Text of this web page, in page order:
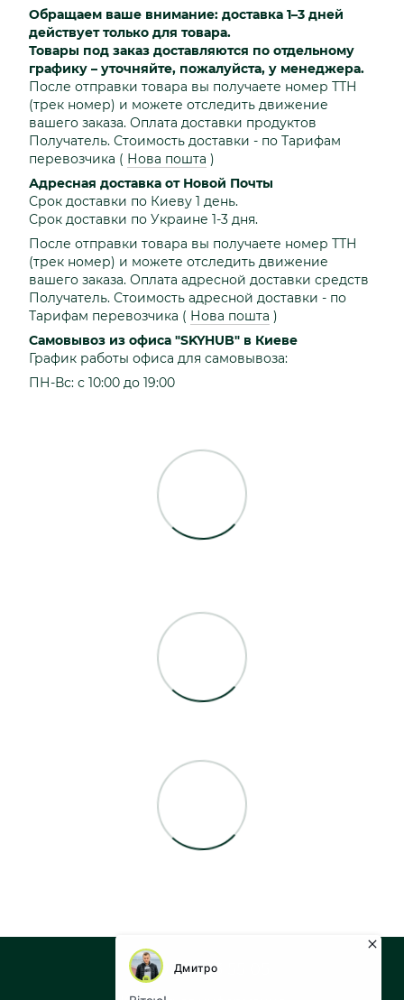
Обращаем ваше внимание: доставка 1–3 дней
действует только для товара.
Товары под заказ доставляются по отдельному
графику – уточняйте, пожалуйста, у менеджера.
После отправки товара вы получаете номер ТТН
(трек номер) и можете отследить движение
вашего заказа. Оплата доставки продуктов
Получатель. Стоимость доставки - по Тарифам
перевозчика ( Нова пошта )
Адресная доставка от Новой Почты
Срок доставки по Киеву 1 день.
Срок доставки по Украине 1-3 дня.
После отправки товара вы получаете номер ТТН
(трек номер) и можете отследить движение
вашего заказа. Оплата адресной доставки средств
Получатель. Стоимость адресной доставки - по
Тарифам перевозчика ( Нова пошта )
Самовывоз из офиса "SKYHUB" в Киеве
График работы офиса для самовывоза:
ПН-Вс: с 10:00 до 19:00
+38 073 043 55 05